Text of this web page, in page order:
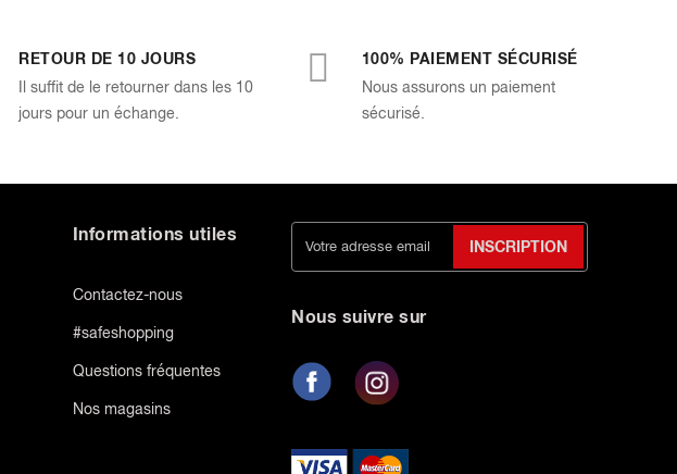
RETOUR DE 10 JOURS
Il suffit de le retourner dans les 10
jours pour un échange.
100% PAIEMENT SÉCURISÉ
Nous assurons un paiement
sécurisé.
Informations utiles
Contactez-nous
#safeshopping
Questions fréquentes
Nos magasins
INSCRIPTION
Nous suivre sur